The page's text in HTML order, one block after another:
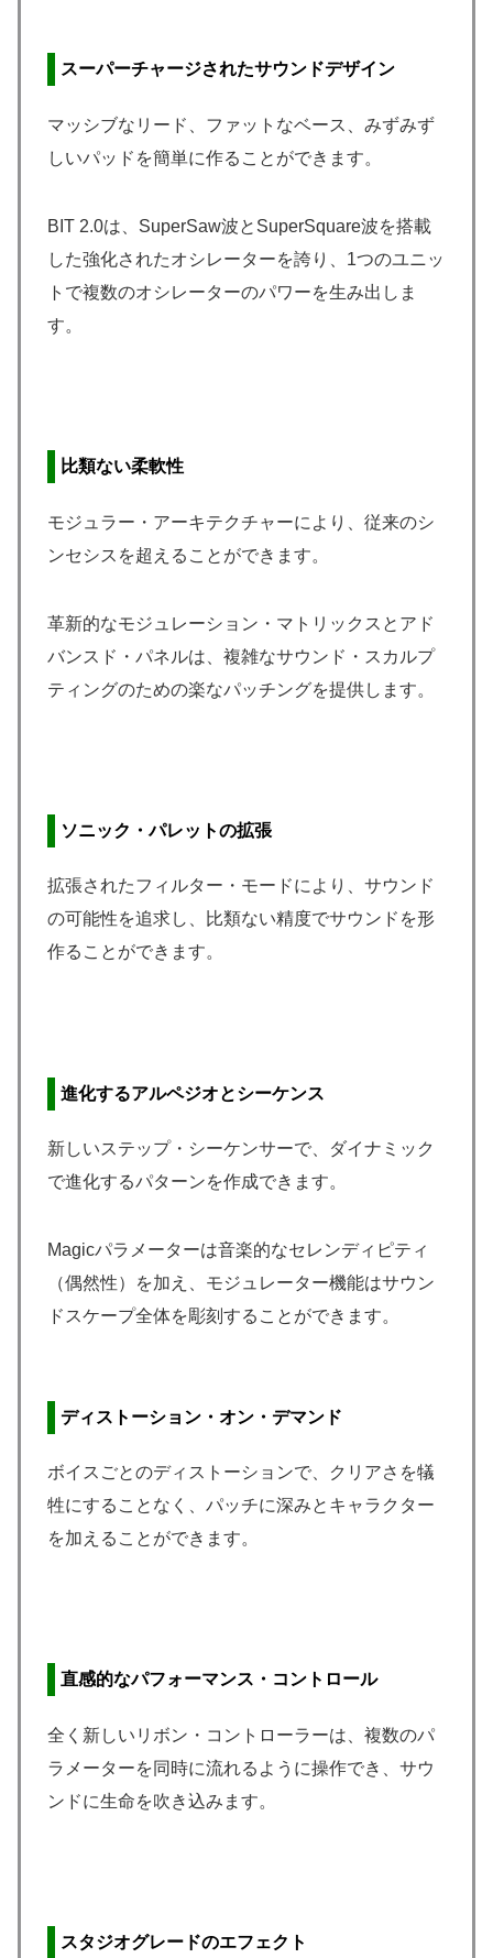
スーパーチャージされたサウンドデザイン
マッシブなリード、ファットなベース、みずみず
しいパッドを簡単に作ることができます。
BIT 2.0は、SuperSaw波とSuperSquare波を搭載
した強化されたオシレーターを誇り、1つのユニッ
トで複数のオシレーターのパワーを生み出しま
す。
比類ない柔軟性
モジュラー・アーキテクチャーにより、従来のシ
ンセシスを超えることができます。
革新的なモジュレーション・マトリックスとアド
バンスド・パネルは、複雑なサウンド・スカルプ
ティングのための楽なパッチングを提供します。
ソニック・パレットの拡張
拡張されたフィルター・モードにより、サウンド
の可能性を追求し、比類ない精度でサウンドを形
作ることができます。
進化するアルペジオとシーケンス
新しいステップ・シーケンサーで、ダイナミック
で進化するパターンを作成できます。
Magicパラメーターは音楽的なセレンディピティ
（偶然性）を加え、モジュレーター機能はサウン
ドスケープ全体を彫刻することができます。
ディストーション・オン・デマンド
ボイスごとのディストーションで、クリアさを犠
牲にすることなく、パッチに深みとキャラクター
を加えることができます。
直感的なパフォーマンス・コントロール
全く新しいリボン・コントローラーは、複数のパ
ラメーターを同時に流れるように操作でき、サウ
ンドに生命を吹き込みます。
スタジオグレードのエフェクト